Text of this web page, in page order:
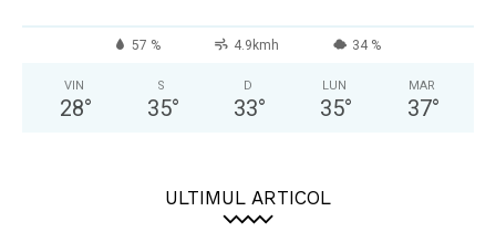
57 % 4.9kmh 34 %
VIN
28°
S
35°
D
33°
LUN
35°
MAR
37°
ULTIMUL ARTICOL